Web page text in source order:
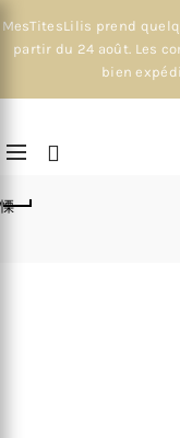
MesTitesLilis prend
partir du 24 août. Les
bien